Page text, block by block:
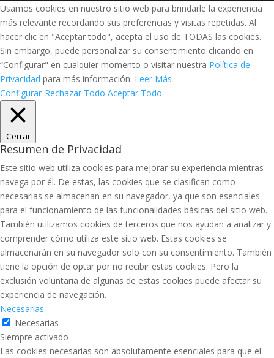
Usamos cookies en nuestro sitio web para brindarle la experiencia
más relevante recordando sus preferencias y visitas repetidas. Al
hacer clic en "Aceptar todo", acepta el uso de TODAS las cookies.
Sin embargo, puede personalizar su consentimiento clicando en
“Configurar" en cualquier momento o visitar nuestra Política de
Privacidad para más información. Leer Más
Configurar Rechazar Todo Aceptar Todo
Cerrar
Resumen de Privacidad
Este sitio web utiliza cookies para mejorar su experiencia mientras
navega por él. De estas, las cookies que se clasifican como
necesarias se almacenan en su navegador, ya que son esenciales
para el funcionamiento de las funcionalidades básicas del sitio web.
También utilizamos cookies de terceros que nos ayudan a analizar y
comprender cómo utiliza este sitio web. Estas cookies se
almacenarán en su navegador solo con su consentimiento. También
tiene la opción de optar por no recibir estas cookies. Pero la
exclusión voluntaria de algunas de estas cookies puede afectar su
experiencia de navegación.
Necesarias
Necesarias
Siempre activado
Las cookies necesarias son absolutamente esenciales para que el